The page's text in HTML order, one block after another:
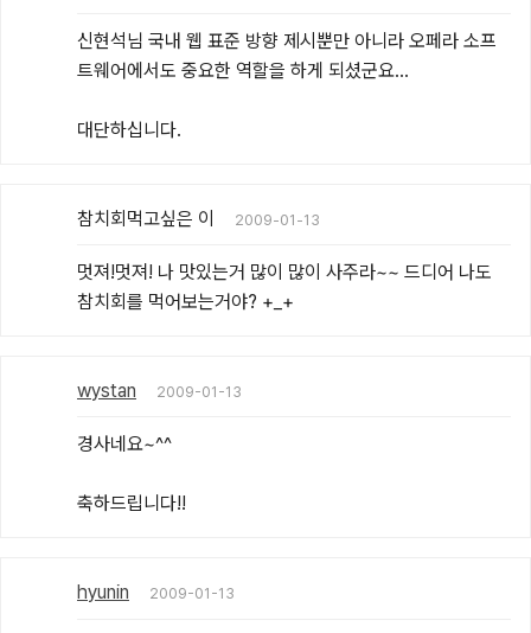
신현석님 국내 웹 표준 방향 제시뿐만 아니라 오페라 소프
트웨어에서도 중요한 역할을 하게 되셨군요...
대단하십니다.
참치회먹고싶은 이 2009-01-13
멋져!멋져! 나 맛있는거 많이 많이 사주라~~ 드디어 나도
참치회를 먹어보는거야? +_+
wystan 2009-01-13
경사네요~^^
축하드립니다!!
hyunin 2009-01-13